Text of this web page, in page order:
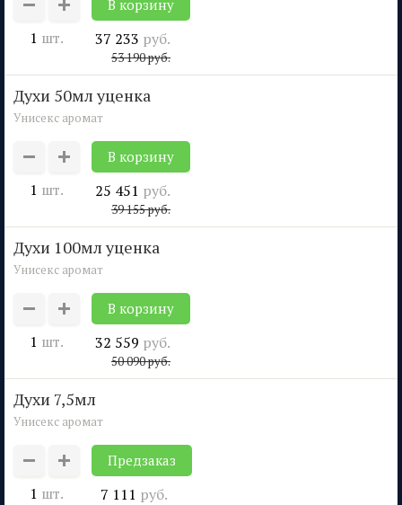
1 шт. 37 233 руб.
53 190руб.
духи 50мл уценка
Унисекс аромат
1 шт. 25 451 руб.
39 155руб.
духи 100мл уценка
Унисекс аромат
1 шт. 32 559 руб.
50 090руб.
духи 7,5мл
Унисекс аромат
1 шт.
Предзаказ
7 111 руб.